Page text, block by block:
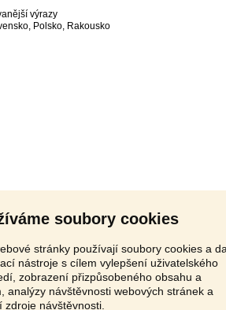
soubory cookies
stránky používají soubory cookies a
nástroje s cílem vylepšení uživatelského
zobrazení přizpůsobeného obsahu a
analýzy návštěvnosti webových stránek a
zdroje návštěvnosti.
výrazy
, Polsko, Rakousko